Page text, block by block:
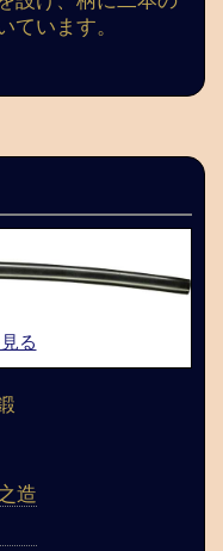
ています。
る
造